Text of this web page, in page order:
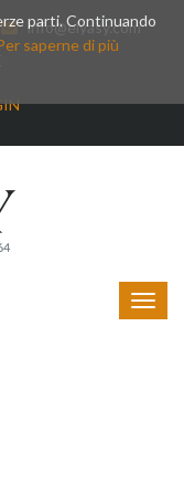
info@elyasy.com
parti. Continuando
saperne di più